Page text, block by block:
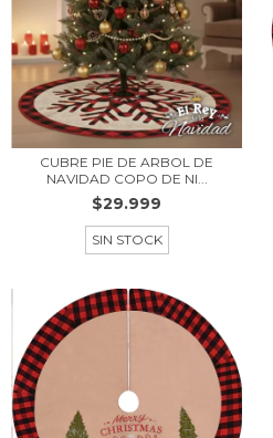
CUBRE PIE DE ARBOL DE
NAVIDAD COPO DE NI...
$29.999
SIN STOCK